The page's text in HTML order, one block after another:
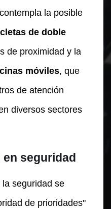
la posible
de doble
de proximidad y la
móviles, que
de atención
diversos sectores
seguridad
seguridad se
de prioridades"